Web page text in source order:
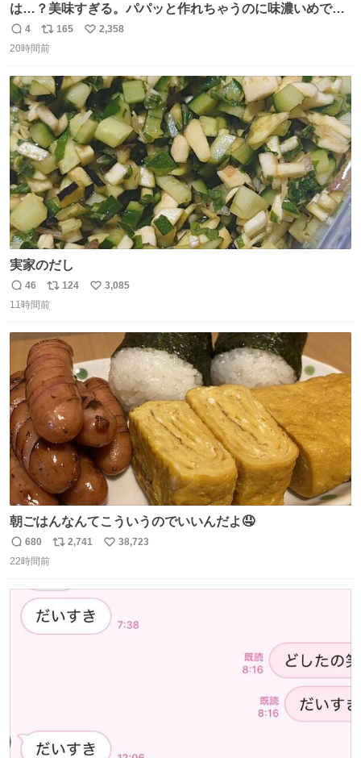
は…？美味すぎる。パパッと作れちゃうのに味濃いめで満
足感エグいの天才だろ🥹
返
信
4
リ
ポ
ト
数
165
い
数
2,358
20時間前
実家のだし
返
信
46
リ
ポ
ト
数
124
い
3,085
11時間前
朝ごはんなんてこういうのでいいんだよ🤤
返
信
680
リ
ト
数
2,741
い
数
38,723
22時間前